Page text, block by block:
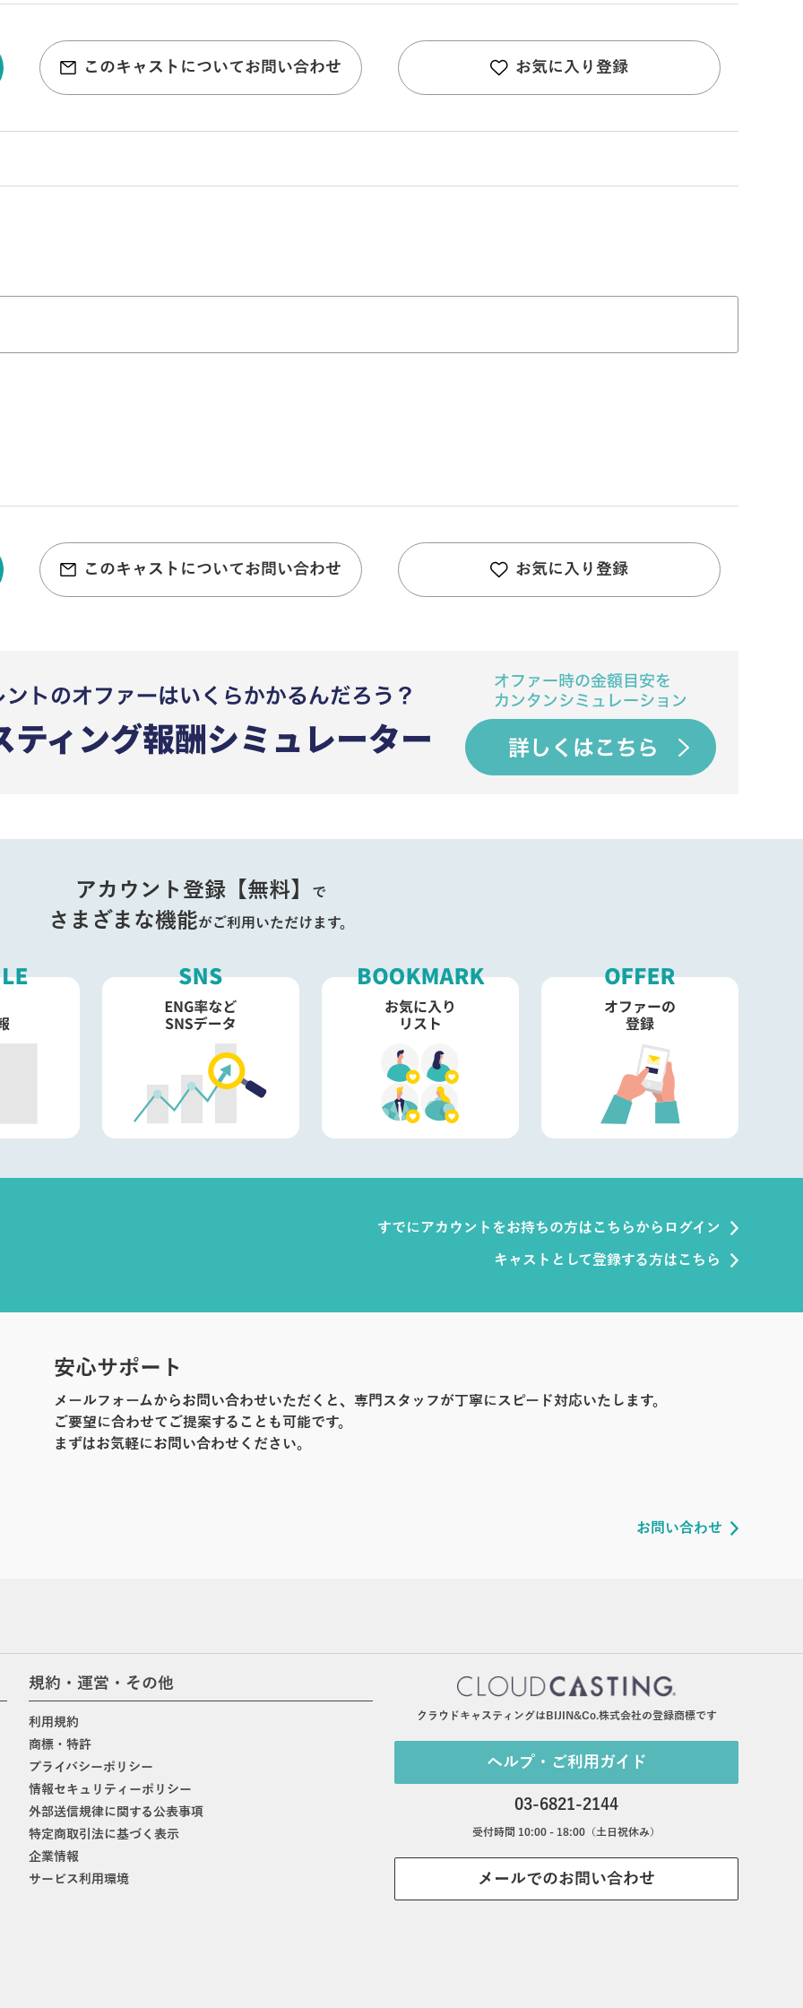
このキャストについてお問い合わせ お気に入り登録
このキャストについてお問い合わせ お気に入り登録
アカウント登録【無料】 で
さまざまな機能がご利用いただけます。
すでにアカウントをお持ちの方はこちらからログイン
キャストとして登録する方はこちら
安心サポート
メールフォームからお問い合わせいただくと、専門スタッフが丁寧にスピード対応いたします。
ご要望に合わせてご提案することも可能です。
まずはお気軽にお問い合わせください。
お問い合わせ
規約・運営・その他
利用規約
商標・特許
プライバシーポリシー
情報セキュリティーポリシー
外部送信規律に関する公表事項
特定商取引法に基づく表示
企業情報
サービス利用環境
クラウドキャスティングはBIJIN&Co.株式会社の登録商標です
ヘルプ・ご利用ガイド
03-6821-2144
受付時間 10:00 - 18:00（土日祝休み）
メールでのお問い合わせ